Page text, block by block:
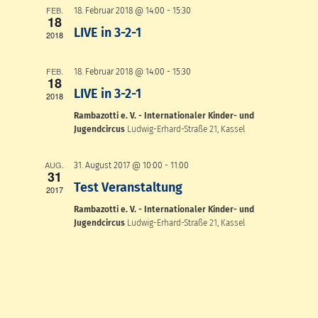
FEB.
18
2018
18. Februar 2018 @ 14:00 - 15:30
LIVE in 3-2-1
FEB.
18
2018
18. Februar 2018 @ 14:00 - 15:30
LIVE in 3-2-1
Rambazotti e. V. - Internationaler Kinder- und
Jugendcircus Ludwig-Erhard-Straße 21, Kassel
AUG.
31
2017
31. August 2017 @ 10:00 - 11:00
Test Veranstaltung
Rambazotti e. V. - Internationaler Kinder- und
Jugendcircus Ludwig-Erhard-Straße 21, Kassel